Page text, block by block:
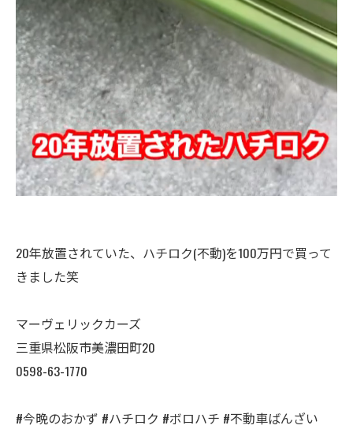
20年放置されていた、ハチロク(不動)を100万円で買って
きました笑
マーヴェリックカーズ
三重県松阪市美濃田町20
0598-63-1770
#今晩のおかず #ハチロク #ボロハチ #不動車ばんざい